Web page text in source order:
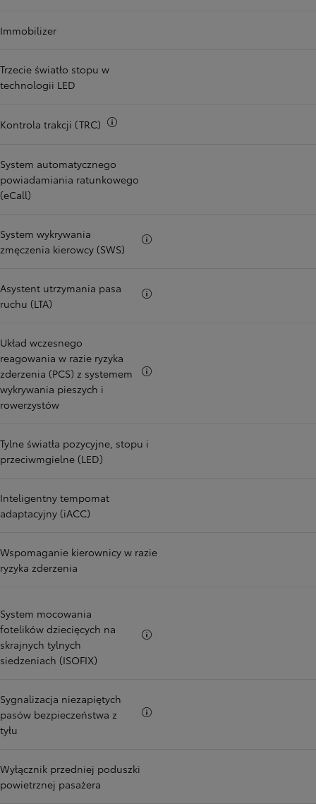
Immobilizer
Trzecie światło stopu w
technologii LED
Kontrola trakcji (TRC)
System automatycznego
powiadamiania ratunkowego
(eCall)
System wykrywania
zmęczenia kierowcy (SWS)
Asystent utrzymania pasa
ruchu (LTA)
Układ wczesnego
reagowania w razie ryzyka
zderzenia (PCS) z systemem
wykrywania pieszych i
rowerzystów
Tylne światła pozycyjne, stopu i
przeciwmgielne (LED)
Inteligentny tempomat
adaptacyjny (iACC)
Wspomaganie kierownicy w razie
ryzyka zderzenia
System mocowania
fotelików dziecięcych na
skrajnych tylnych
siedzeniach (ISOFIX)
Sygnalizacja niezapiętych
pasów bezpieczeństwa z
tyłu
Wyłącznik przedniej poduszki
powietrznej pasażera